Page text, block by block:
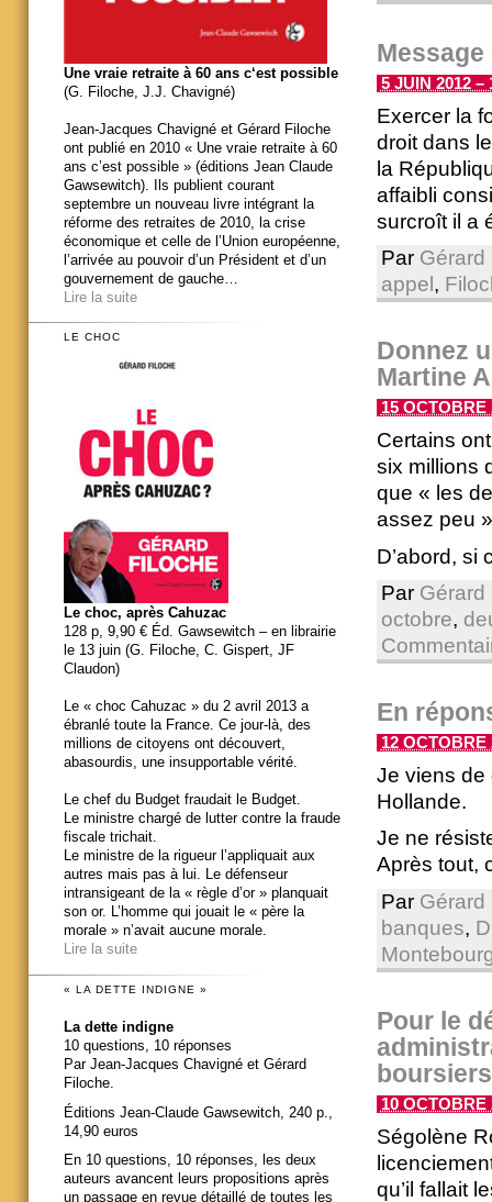
5 JUIN 2012 –
Exercer la
droit dans
la
affaibli
surcroît il a
Par Gérard
appel ,
Donnez
Martine
15 OCTOBRE
Certains
six millions
que « les
assez peu
D’abord, si
Par Gérard
octobre,
En
12 OCTOBRE
Je viens de
Hollande.
Je ne
Après tout,
Par Gérard
banques,
Pour le
boursiers
10 OCTOBRE
Ségolène
qu’il fallait
Une vraie retraite à 60 ans c‘est possible
(G. Filoche, J.J. Chavigné)
Jean-Jacques Chavigné et Gérard Filoche
ont publié en 2010 « Une vraie retraite à 60
ans c’est possible » (éditions Jean Claude
Gawsewitch). Ils publient courant
septembre un nouveau livre intégrant la
réforme des retraites de 2010, la crise
économique et celle de l’Union européenne,
l’arrivée au pouvoir d’un Président et d’un
gouvernement de gauche…
Lire la suite
LE CHOC
Le choc, après Cahuzac
128 p, 9,90 € Éd. Gawsewitch – en librairie
le 13 juin (G. Filoche, C. Gispert, JF
Claudon)
Le « choc Cahuzac » du 2 avril 2013 a
ébranlé toute la France. Ce jour-là, des
millions de citoyens ont découvert,
abasourdis, une insupportable vérité.
Le chef du Budget fraudait le Budget.
Le ministre chargé de lutter contre la fraude
fiscale trichait.
Le ministre de la rigueur l’appliquait aux
autres mais pas à lui. Le défenseur
intransigeant de la « règle d’or » planquait
son or. L’homme qui jouait le « père la
morale » n’avait aucune morale.
Lire la suite
« LA DETTE INDIGNE »
La dette indigne
10 questions, 10 réponses
Par Jean-Jacques Chavigné et Gérard
Filoche.
Éditions Jean-Claude Gawsewitch, 240 p.,
14,90 euros
En 10 questions, 10 réponses, les deux
auteurs avancent leurs propositions après
un passage en revue détaillé de toutes les